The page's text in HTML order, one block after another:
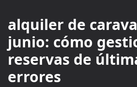
alquiler de
junio: cómo
reservas de
errores